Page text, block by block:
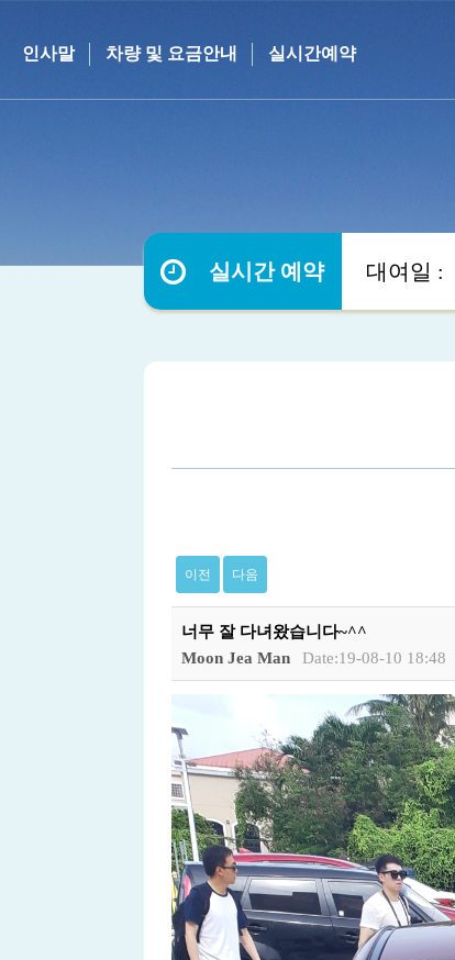
인사말 차량 및 요금안내 실시간예약
실시간 예약 대여일 :
이전 다음
너무 잘 다녀왔습니다~^^
Moon Jea Man
Date:19-08-10 18:48